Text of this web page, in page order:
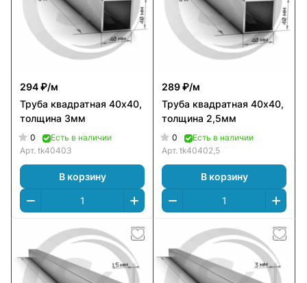
294 ₽/м
Труба квадратная 40х40,
толщина 3мм
0
Есть в наличии
Арт. tk40403
В корзину
289 ₽/м
Труба квадратная 40х40,
толщина 2,5мм
0
Есть в наличии
Арт. tk40402,5
В корзину